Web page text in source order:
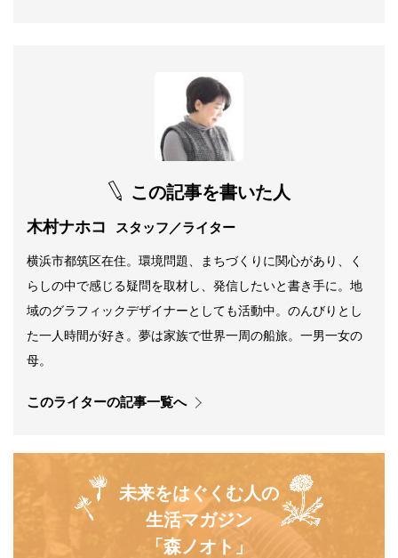
この記事を書いた人
木村ナホコ スタッフ／ライター
横浜市都筑区在住。環境問題、まちづくりに関心があり、く
らしの中で感じる疑問を取材し、発信したいと書き手に。地
域のグラフィックデザイナーとしても活動中。のんびりとし
た一人時間が好き。夢は家族で世界一周の船旅。一男一女の
母。
このライターの記事一覧へ
未来をはぐくむ人の
生活マガジン
「森ノオト」